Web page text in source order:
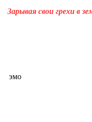
Зарывая свои грехи в
эмо